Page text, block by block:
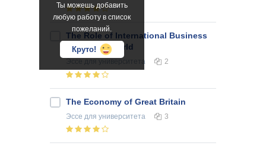
Ты можешь добавить
любую работу в список
пожеланий.
Круто!
The Role of International Business
in Today’s World
для университета 2
The Economy of Great Britain
Эссе для университета 3